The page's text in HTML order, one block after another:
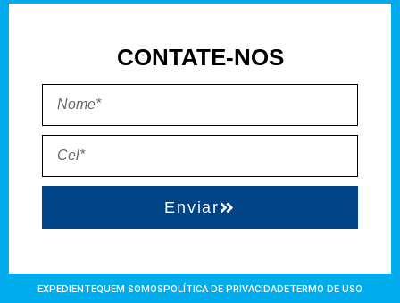
CONTATE-NOS
Enviar
EXPEDIENTEQUEM SOMOSPOLÍTICA DE PRIVACIDADETERMO DE USO